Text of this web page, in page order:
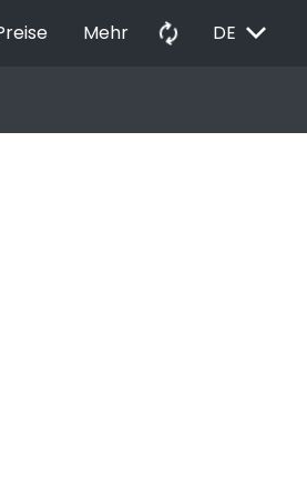
Mehr autorenew DE EXPAND_MORE